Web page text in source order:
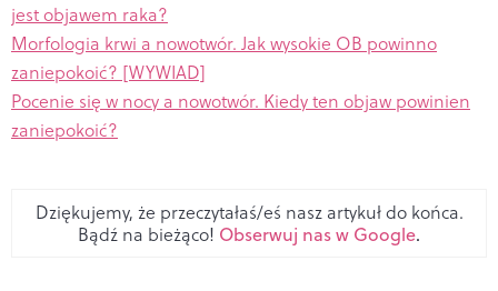
jest objawem raka?
Morfologia krwi a nowotwór. Jak wysokie OB powinno
zaniepokoić? [WYWIAD]
Pocenie się w nocy a nowotwór. Kiedy ten objaw powinien
zaniepokoić?
Dziękujemy, że przeczytałaś/eś nasz artykuł do końca.
Bądź na bieżąco! Obserwuj nas w Google.